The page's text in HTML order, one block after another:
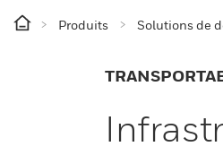
Produits Solutions de